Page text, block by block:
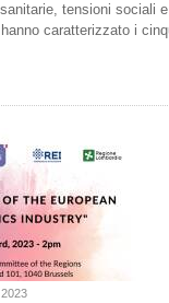
tensioni sociali
caratterizzato i
2023